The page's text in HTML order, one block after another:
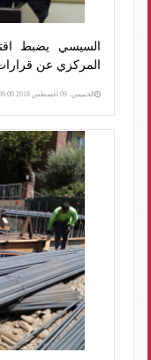
السيسي يضبط
المركزي عن
الخميس، 09 أغسطس 2018 06:00 م